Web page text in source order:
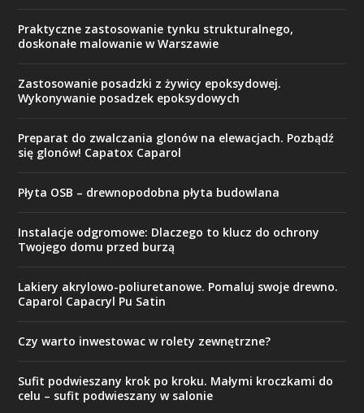
Praktyczne zastosowanie tynku strukturalnego,
doskonałe malowanie w Warszawie
Zastosowanie posadzki z żywicy epoksydowej.
Wykonywanie posadzek epoksydowych
Preparat do zwalczania glonów na elewacjach. Pozbądź
się glonów! Capatox Caparol
Płyta OSB – drewnopodobna płyta budowlana
Instalacje odgromowe: Dlaczego to klucz do ochrony
Twojego domu przed burzą
Lakiery akrylowo-poliuretanowe. Pomaluj swoje drewno.
Caparol Capacryl Pu Satin
Czy warto inwestowac w rolety zewnętrzne?
Sufit podwieszany krok po kroku. Małymi kroczkami do
celu – sufit podwieszany w salonie